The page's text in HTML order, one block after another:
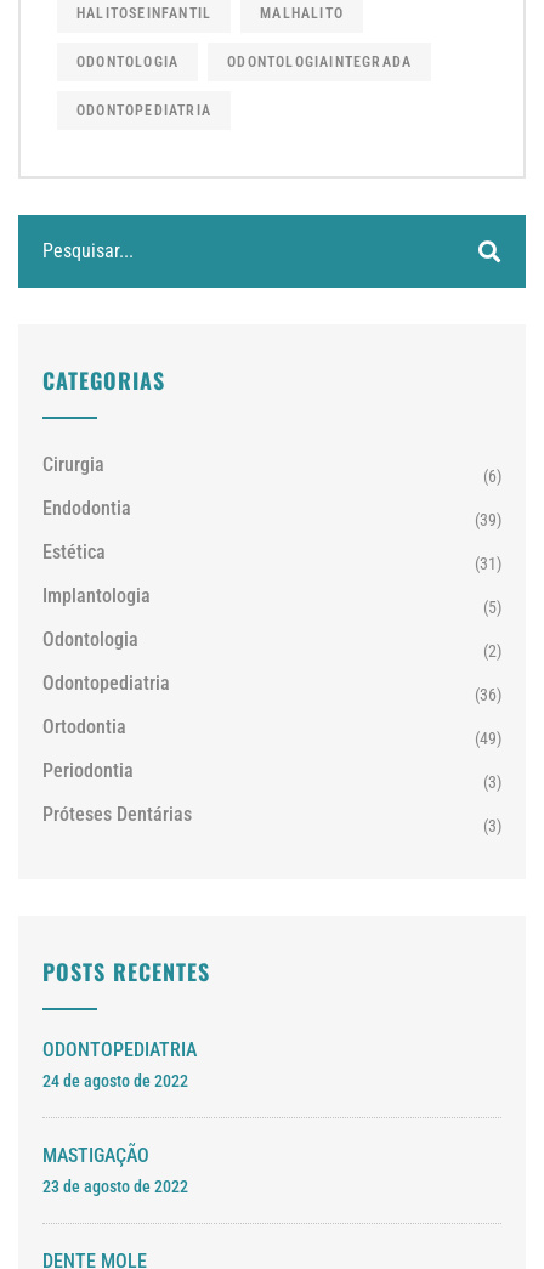
HALITOSEINFANTIL MALHALITO
ODONTOLOGIA ODONTOLOGIAINTEGRADA
ODONTOPEDIATRIA
CATEGORIAS
Cirurgia (6)
Endodontia (39)
Estética (31)
Implantologia (5)
Odontologia (2)
Odontopediatria (36)
Ortodontia (49)
Periodontia (3)
Próteses Dentárias (3)
POSTS RECENTES
ODONTOPEDIATRIA
24 de agosto de 2022
MASTIGAÇÃO
23 de agosto de 2022
DENTE MOLE